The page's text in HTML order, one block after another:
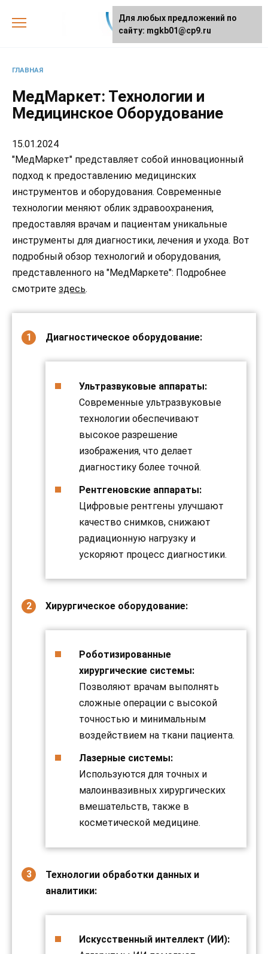
ГЛАВНАЯ
МедМаркет: Технологии и
Медицинское Оборудование
15.01.2024
"МедМаркет" представляет собой инновационный
подход к предоставлению медицинских
инструментов и оборудования. Современные
технологии меняют облик здравоохранения,
предоставляя врачам и пациентам уникальные
инструменты для диагностики, лечения и ухода. Вот
подробный обзор технологий и оборудования,
представленного на "МедМаркете": Подробнее
смотрите здесь.
Диагностическое оборудование:
Ультразвуковые аппараты:
Современные ультразвуковые
технологии обеспечивают
высокое разрешение
изображения, что делает
диагностику более точной.
Рентгеновские аппараты:
Цифровые рентгены улучшают
качество снимков, снижают
радиационную нагрузку и
ускоряют процесс диагностики.
Хирургическое оборудование:
Роботизированные
хирургические системы:
Позволяют врачам выполнять
сложные операции с высокой
точностью и минимальным
воздействием на ткани пациента.
Лазерные системы:
Используются для точных и
малоинвазивных хирургических
вмешательств, также в
косметической медицине.
Технологии обработки данных и
аналитики:
Искусственный интеллект (ИИ):
Для любых предложений по
сайту: mgkb01@cp9.ru